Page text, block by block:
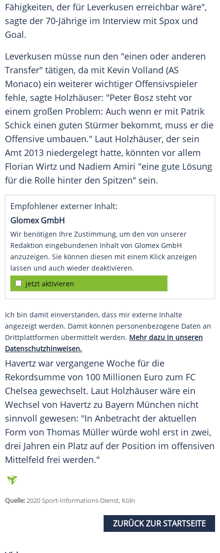
Fähigkeiten, der für Leverkusen erreichbar wäre",
sagte der 70-Jährige im Interview mit Spox und
Goal.
Leverkusen müsse nun den "einen oder anderen
Transfer" tätigen, da mit Kevin Volland (AS
Monaco) ein weiterer wichtiger Offensivspieler
fehle, sagte Holzhäuser: "Peter Bosz steht vor
einem großen Problem: Auch wenn er mit Patrik
Schick einen guten Stürmer bekommt, muss er die
Offensive umbauen." Laut Holzhäuser, der sein
Amt 2013 niedergelegt hatte, könnten vor allem
Florian Wirtz und Nadiem Amiri "eine gute Lösung
für die Rolle hinter den Spitzen" sein.
Empfohlener externer Inhalt:
Glomex GmbH
Wir benötigen Ihre Zustimmung, um den von unserer
Redaktion eingebundenen Inhalt von Glomex GmbH
anzuzeigen. Sie können diesen mit einem Klick anzeigen
lassen und auch wieder deaktivieren.
jetzt aktivieren
Ich bin damit einverstanden, dass mir externe Inhalte
angezeigt werden. Damit können personenbezogene Daten an
Drittplattformen übermittelt werden. Mehr dazu in unseren
Datenschutzhinweisen.
Havertz war vergangene Woche für die
Rekordsumme von 100 Millionen Euro zum FC
Chelsea gewechselt. Laut Holzhäuser wäre ein
Wechsel von Havertz zu Bayern München nicht
sinnvoll gewesen: "In Anbetracht der aktuellen
Form von Thomas Müller würde wohl erst in zwei,
drei Jahren ein Platz auf der Position im offensiven
Mittelfeld frei werden."
Quelle:2020 Sport-Informations-Dienst, Köln
ZURÜCK ZUR STARTSEITE